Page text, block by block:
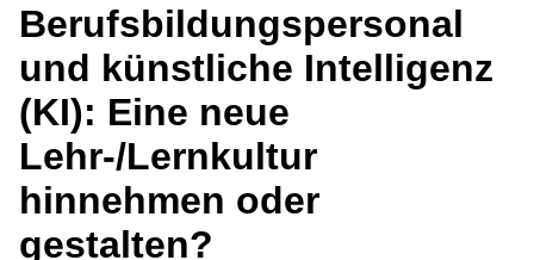
Transfer
Überblick
Transferverständnis
Wissenschaftskommunikation/Vorträge
Berufsbildungspersonal
und künstliche Intelligenz
(KI): Eine neue
Lehr-/Lernkultur
hinnehmen oder
gestalten?